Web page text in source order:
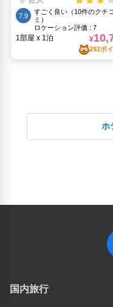
ホ
国内旅行